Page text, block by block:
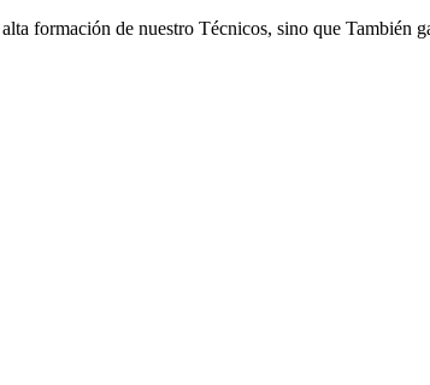
formación de nuestro Técnicos, sino que También